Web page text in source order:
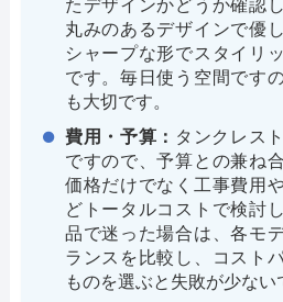
たデザインかどうか確認
丸みのあるデザインで優
シャープな形でスタイリ
です。毎日使う空間です
も大切です。
費用・予算： タンクレス
ですので、予算との兼ね
価格だけでなく工事費用
どトータルコストで検討
品で迷った場合は、各モ
ランスを比較し、コスト
ものを選ぶと失敗が少ない